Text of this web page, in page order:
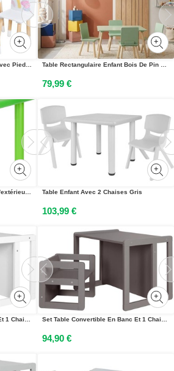
Set Table Et 2 Chaises Enfant Avec Pieds En Bois Massif Blanc - Naturel / Peppa Pig Table Rectangulaire Enfant Bois De Pin 4 Assises - Judith Vert
79,99 €
Table Enfant Réglable, Intérieur/extérieur Vert Table Enfant Avec 2 Chaises Gris
103,99 €
Set Table Convertible En Banc Et 1 Chaise Évolutive Blanc Set Table Convertible En Banc Et 1 Chaise Évolutive Anthracite
94,90 €